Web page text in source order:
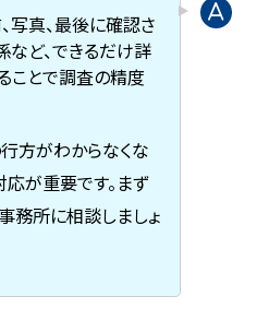
写真、最後に確認さ
など、できるだけ詳
ことで調査の精度
方がわからなくな
が重要です。まず
務所に相談しましょ